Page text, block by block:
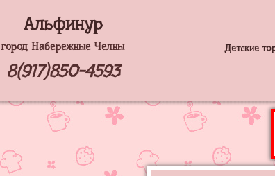
Альфинур
город Набережные Челны
8(917)850-4593
Детские